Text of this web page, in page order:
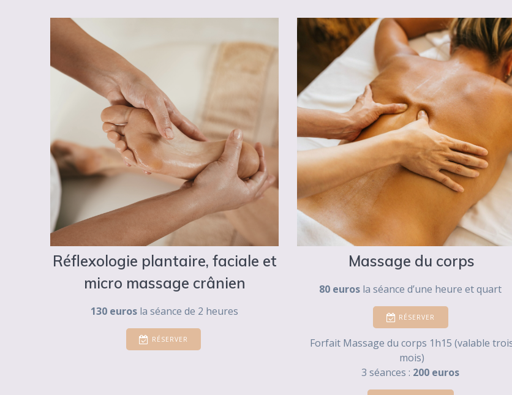
Réflexologie plantaire, faciale et
micro massage crânien
130 euros la séance de 2 heures
RÉSERVER
Massage du corps
80 euros la séance d’une heure et quart
RÉSERVER
Forfait Massage du corps 1h15 (valable
mois)
3 séances : 200 euros